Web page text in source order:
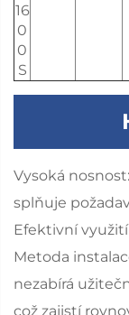
16
0
0
S
Vysoká
splňuje
Efektivní
Metoda
nezabírá
což zajistí